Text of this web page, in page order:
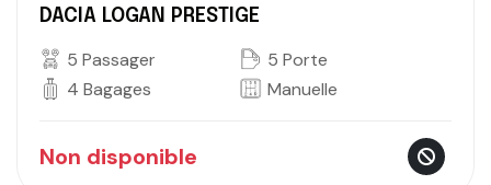
DACIA LOGAN PRESTIGE
5 Passager
5 Porte
4 Bagages
Manuelle
Non disponible